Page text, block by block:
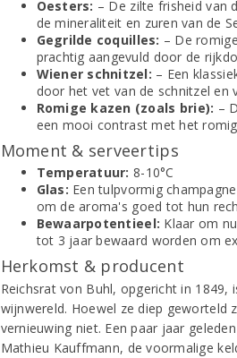
Oesters: – De zilte frisheid van
de mineraliteit en zuren van de
Gegrilde coquilles: – De
prachtig aangevuld door de
Wiener schnitzel: – Een
door het vet van de schnitzel en
Romige kazen (zoals brie): –
een mooi contrast met het
Moment & serveertips
Temperatuur: 8-10°C
Glas: Een tulpvormig
om de aroma's goed tot hun
Bewaarpotentieel: Klaar om
tot 3 jaar bewaard worden om
Herkomst & producent
Reichsrat von Buhl, opgericht in 1849,
wijnwereld. Hoewel ze diep geworteld
vernieuwing niet. Een paar jaar
Mathieu Kauffmann, de voormalige